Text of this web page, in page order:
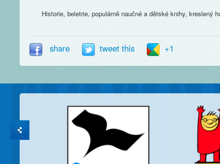
Historie, beletrie, populárně naučné a dětské knihy, kreslený
share tweet this +1